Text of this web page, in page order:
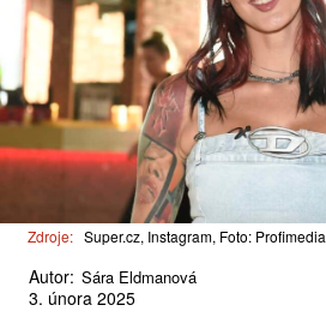
Zdroje: Super.cz, Instagram, Foto: Profimedia
Autor: Sára Eldmanová
3. února 2025